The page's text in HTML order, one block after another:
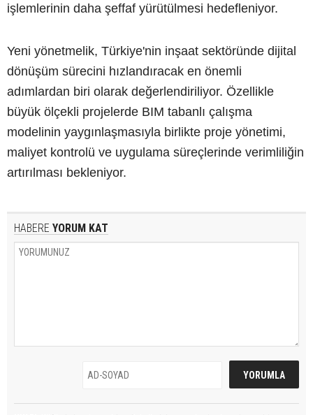
işlemlerinin daha şeffaf yürütülmesi hedefleniyor.
Yeni yönetmelik, Türkiye'nin inşaat sektöründe dijital
dönüşüm sürecini hızlandıracak en önemli
adımlardan biri olarak değerlendiriliyor. Özellikle
büyük ölçekli projelerde BIM tabanlı çalışma
modelinin yaygınlaşmasıyla birlikte proje yönetimi,
maliyet kontrolü ve uygulama süreçlerinde verimliliğin
artırılması bekleniyor.
HABERE YORUM KAT